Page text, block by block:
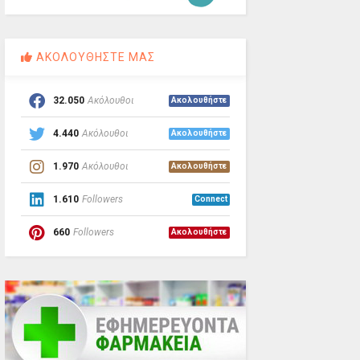
ΑΚΟΛΟΥΘΗΣΤΕ ΜΑΣ
32.050 Ακόλουθοι Ακολουθήστε
4.440 Ακόλουθοι Ακολουθήστε
1.970 Ακόλουθοι Ακολουθήστε
1.610 Followers Connect
660 Followers Ακολουθήστε